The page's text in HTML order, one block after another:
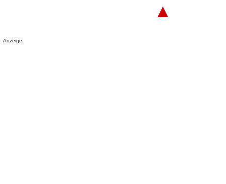
▲
Anzeige